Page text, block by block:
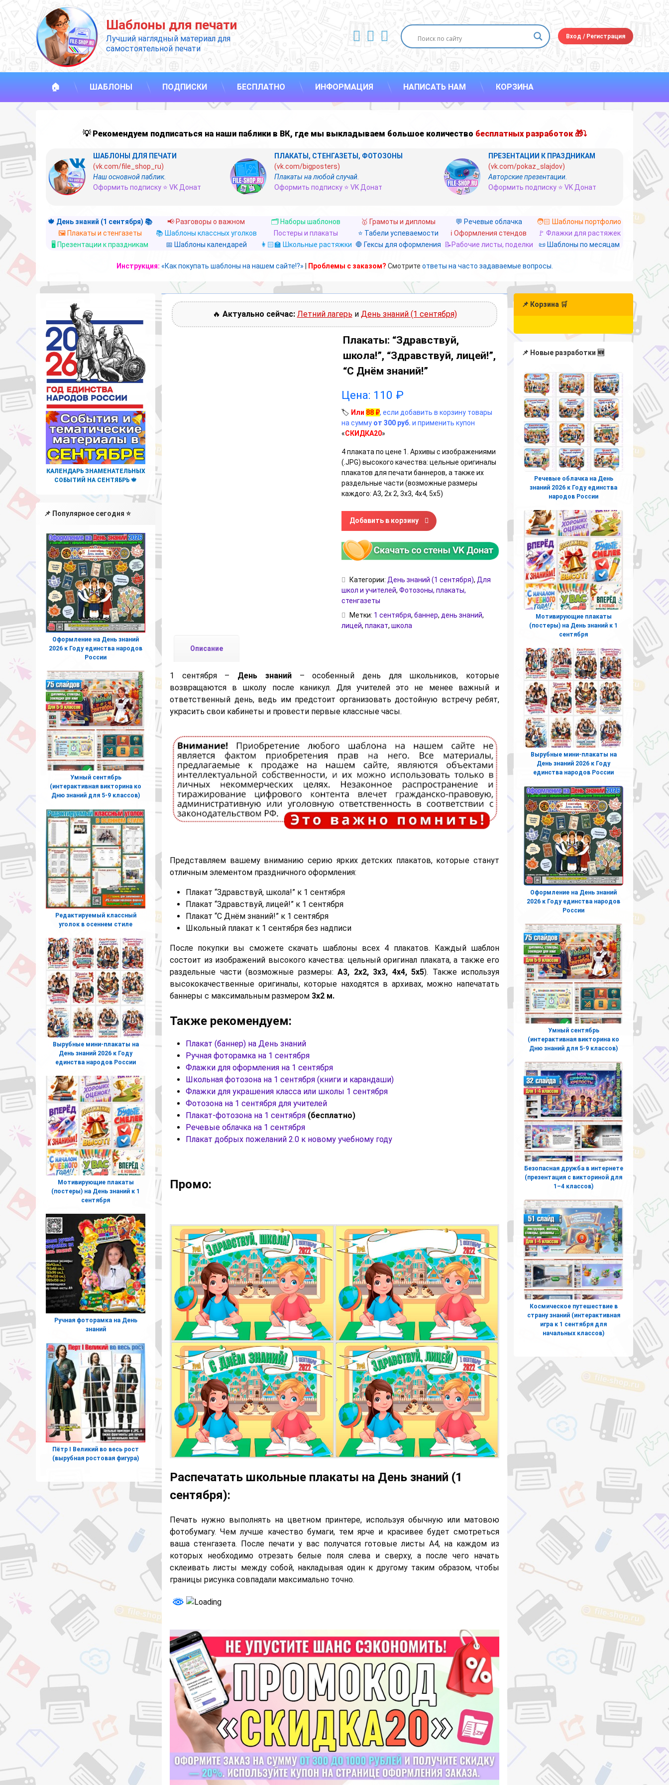
Перейти
к
содержимому
Шаблоны для печати
Лучший наглядный материал для
самостоятельной печати
ВКонтакте
YouTube
E-mail Вход /Регистрация
🏠 ШАБЛОНЫ ПОДПИСКИ БЕСПЛАТНО ИНФОРМАЦИЯ НАПИСАТЬ НАМ КОРЗИНА
💡 Рекомендуем подписаться на наши паблики в ВК, где мы выкладываем большое количество бесплатных разработок 🎁⤵
ШАБЛОНЫ ДЛЯ ПЕЧАТИ
(vk.com/file_shop_ru)
Наш основной паблик.
Оформить подписку ⭐ VK Донат
ПЛАКАТЫ, СТЕНГАЗЕТЫ, ФОТОЗОНЫ
(vk.com/bigposters)
Плакаты на любой случай.
Оформить подписку ⭐ VK Донат
ПРЕЗЕНТАЦИИ К ПРАЗДНИКАМ
(vk.com/pokaz_slajdov)
Авторские презентации.
Оформить подписку ⭐ VK Донат
🍁 День знаний (1 сентября) 📚 📢 Разговоры о важном 🗂️ Наборы шаблонов 🥇 Грамоты и дипломы 💬 Речевые облачка
🧑🏻 Шаблоны портфолио
🖼️ Плакаты и стенгазеты
📚 Шаблоны классных уголков Постеры и плакаты ⭐ Табели успеваемости ℹ️ Оформления стендов
🚩 Флажки для растяжек
🖥️ Презентации к праздникам
📅 Шаблоны календарей 👩🏻‍🏫 Школьные растяжки 🛑 Гексы для оформления 📝Рабочие листы, поделки 📜 Шаблоны по месяцам
Инструкция: «Как покупать шаблоны на нашем сайте!?» Проблемы с заказом? Смотрите ответы на часто задаваемые вопросы.
🔥 Актуально сейчас: Летний лагерь и День знаний (1 сентября)
Плакаты: “Здравствуй,
школа!”, “Здравствуй, лицей!”,
“С Днём знаний!”
Цена: 110 ₽
🏷️ Или 88 ₽, если добавить в корзину товары
на сумму от 300 руб. и применить купон
«СКИДКА20»
4 плаката по цене 1. Архивы с изображениями
(.JPG) высокого качества: цельные оригиналы
плакатов для печати баннеров, а также их
раздельные части (возможные размеры
каждого: А3, 2х 2, 3х3, 4х4, 5х5)
Количество товара Плакаты: "Здравствуй, школа!", "Здравствуй, лицей!", "С Днём знаний!"
Добавить в корзину
Категории: День знаний (1 сентября), Для
школ и учителей, Фотозоны, плакаты,
стенгазеты
Метки: 1 сентября, баннер, день знаний,
лицей, плакат, школа
Описание
1 сентября – День знаний– особенный день для школьников, которые
возвращаются в школу после каникул. Для учителей это не менее важный и
ответственный день, ведь им предстоит организовать достойную встречу ребят,
украсить свои кабинеты и провести первые классные часы.
Представляем вашему вниманию серию ярких детских плакатов, которые станут
отличным элементом праздничного оформления:
Плакат “Здравствуй, школа!” к 1 сентября
Плакат “Здравствуй, лицей!” к 1 сентября
Плакат “С Днём знаний!” к 1 сентября
Школьный плакат к 1 сентября без надписи
После покупки вы сможете скачать шаблоны всех 4 плакатов. Каждый шаблон
состоит из изображений высокого качества: цельный оригинал плаката, а также его
раздельные части (возможные размеры: А3, 2х2, 3х3, 4х4, 5х5). Также используя
высококачественные оригиналы, которые находятся в архивах, можно напечатать
баннеры с максимальным размером 3х2 м.
Также рекомендуем:
Плакат (баннер) на День знаний
Ручная фоторамка на 1 сентября
Флажки для оформления на 1 сентября
Школьная фотозона на 1 сентября (книги и карандаши)
Флажки для украшения класса или школы 1 сентября
Фотозона на 1 сентября для учителей
Плакат-фотозона на 1 сентября (бесплатно)
Речевые облачка на 1 сентября
Плакат добрых пожеланий 2.0 к новому учебному году
Промо:
Распечатать школьные плакаты на День знаний (1
сентября):
Печать нужно выполнять на цветном принтере, используя обычную или матовою
фотобумагу. Чем лучше качество бумаги, тем ярче и красивее будет смотреться
ваша стенгазета. После печати у вас получатся готовые листы А4, на каждом из
которых необходимо отрезать белые поля слева и сверху, а после чего начать
склеивать листы между собой, накладывая один к другому таким образом, чтобы
границы рисунка совпадали максимально точно.
КАЛЕНДАРЬ ЗНАМЕНАТЕЛЬНЫХ
СОБЫТИЙ НА СЕНТЯБРЬ 🍁
📌 Популярное сегодня ⭐
Оформление на День знаний
2026 к Году единства народов
России
Умный сентябрь
(интерактивная викторина ко
Дню знаний для 5-9 классов)
Редактируемый классный
уголок в осеннем стиле
Вырубные мини-плакаты на
День знаний 2026 к Году
единства народов России
Мотивирующие плакаты
(постеры) на День знаний к 1
сентября
Ручная фоторамка на День
знаний
Пётр I Великий во весь рост
(вырубная ростовая фигура)
📌 Корзина 🛒
📌 Новые разработки 🆕
Речевые облачка на День
знаний 2026 к Году единства
народов России
Мотивирующие плакаты
(постеры) на День знаний к 1
сентября
Вырубные мини-плакаты на
День знаний 2026 к Году
единства народов России
Оформление на День знаний
2026 к Году единства народов
России
Умный сентябрь
(интерактивная викторина ко
Дню знаний для 5-9 классов)
Безопасная дружба в интернете
(презентация с викториной для
1–4 классов)
Космическое путешествие в
страну знаний (интерактивная
игра к 1 сентября для
начальных классов)